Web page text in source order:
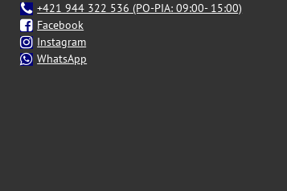
+421 944 322 536 (PO-PIA: 09:00- 15:00)
Facebook
Instagram
WhatsApp